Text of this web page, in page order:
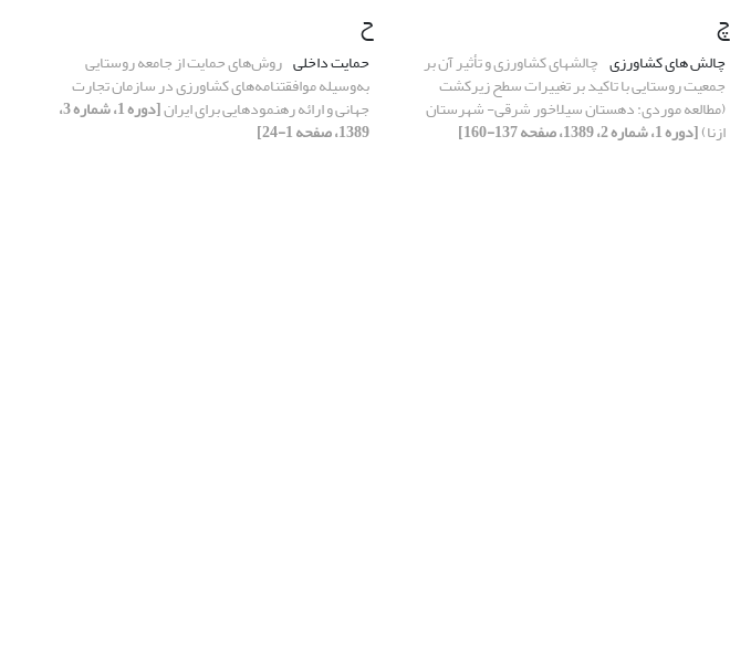
چ
چالش های کشاورزی چالشهای کشاورزی و تأثیر آن بر
جمعیت روستایی با تاکید بر تغییرات سطح زیرکشت
(مطالعه موردی: دهستان سیلاخور شرقی- شهرستان
ازنا)[دوره 1، شماره 2، 1389، صفحه 137-160]
ح
حمایت داخلی روش‌های حمایت از جامعه روستایی
به‌وسیله موافقتنامه‌های کشاورزی در سازمان تجارت
جهانی و ارائه رهنمودهایی برای ایران [دوره 1، شماره 3،
1389، صفحه 1-24]